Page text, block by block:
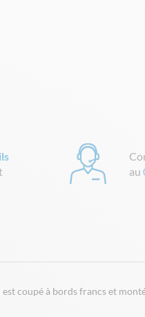
au
coupé à bords francs et